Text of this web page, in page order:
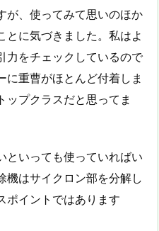
が、使ってみて思いのほか
とに気づきました。私はよ
力をチェックしているので
に重曹がほとんど付着しま
ップクラスだと思ってま
といっても使っていればい
機はサイクロン部を分解し
ポイントではあります